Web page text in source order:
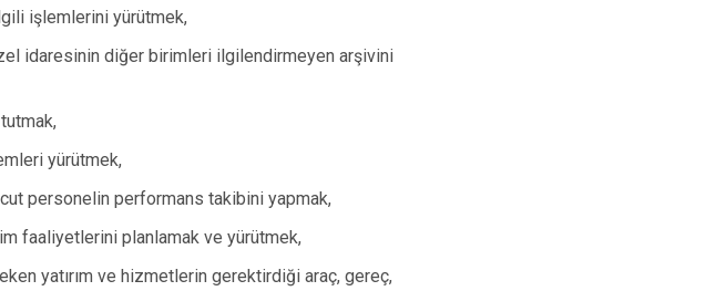
işlemlerini yürütmek,
idaresinin diğer birimleri ilgilendirmeyen arşivini
tutmak,
yürütmek,
personelin performans takibini yapmak,
faaliyetlerini planlamak ve yürütmek,
yatırım ve hizmetlerin gerektirdiği araç, gereç,